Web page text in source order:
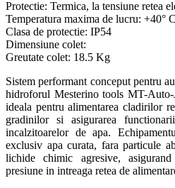
Protectie: Termica, la tensiune retea
Temperatura maxima de lucru: +40° C
Clasa de protectie: IP54
Dimensiune colet:
Greutate colet: 18.5 Kg
Sistem performant conceput pentru
hidroforul Mesterino tools MT-
ideala pentru alimentarea cladirilor
gradinilor si asigurarea
incalzitoarelor de apa.
exclusiv apa curata, fara particule
lichide chimic agresive,
presiune in intreaga retea de